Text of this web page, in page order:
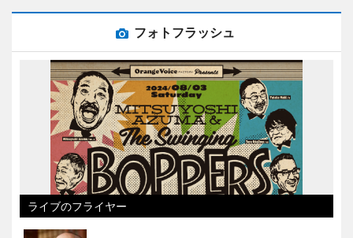
フォトフラッシュ
ライブのフライヤー